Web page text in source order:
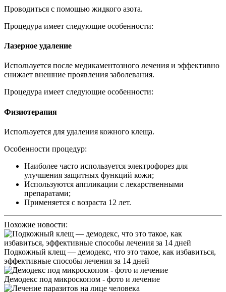
Проводиться с помощью жидкого азота.
Процедура имеет следующие особенности:
Лазерное удаление
Используется после медикаментозного лечения и эффективно
снижает внешние проявления заболевания.
Процедура имеет следующие особенности:
Физиотерапия
Используется для удаления кожного клеща.
Особенности процедур:
Наиболее часто используется электрофорез для
улучшения защитных функций кожи;
Используются аппликации с лекарственными
препаратами;
Применяется с возраста 12 лет.
Похожие новости:
Подкожный клещ ― демодекс, что это такое, как избавиться,
эффективные способы лечения за 14 дней
Демодекс под микроскопом - фото и лечение